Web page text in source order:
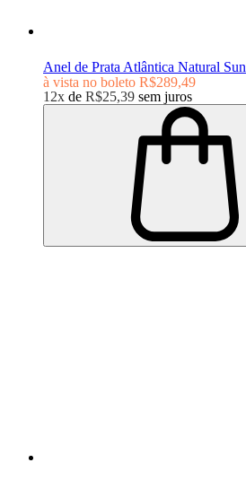
Anel de Prata Atlântica Natural Sun
à vista no boleto R$289,49
12x de R$25,39 sem juros